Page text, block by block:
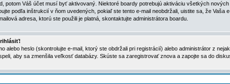
potom Váš účet musí byť aktivovaný. Niektoré boardy potrebujú aktiváciu všetkých
podľa inštrukcií v ňom uvedených, pokiaľ ste tento e-mail neobdržali, uistite sa, že
adresa, ktorú ste použili je platná, skontaktujte administrátora boardu.
alebo heslo (skontrolujte e-mail, ktorý ste obdržali pri registrácií) alebo administrátor z
aby sa zmenšila veľkosť databázy. Skúste sa zaregistrovať znova a zapojte sa do